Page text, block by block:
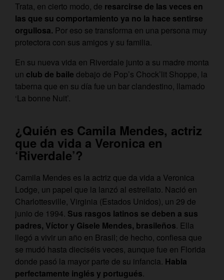
Trata, en cierto modo, de resarcirse de las veces en
las que su comportamiento ya no la hace sentirse
orgullosa. Por eso se transforma en una persona muy
protectora con sus amigos y su familia.
En su nueva vida en Riverdale junto a su madre monta
un club de baile debajo de Pop’s Chock’lit Shoppe, la
taberna que en su día fue un bar clandestino, llamado
‘La bonne Nuit’.
¿Quién es Camila Mendes, actriz
que da vida a Veronica en
‘Riverdale’?
Camila Mendes es la actriz que da vida a Veronica
Lodge, un papel que la lanzó al estrellato. Nació en
Charlottesville, Virginia (Estados Unidos), un 29 de
junio de 1994. Sus rasgos latinos se deben a sus
padres, Víctor y Gisele Mendes, brasileños. Ella
llegó a vivir un año en Brasil; de hecho, confiesa que
se mudó hasta dieciséis veces, aunque fue en Florida
donde pasó la mayor parte de su infancia. Habla
perfectamente inglés y portugués.